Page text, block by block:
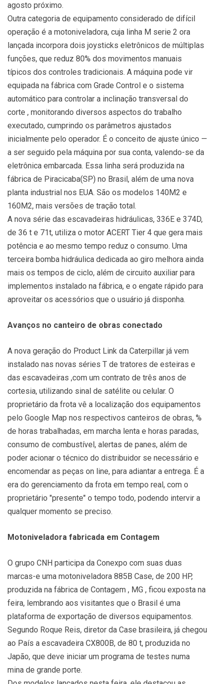
agosto próximo.
Outra categoria de equipamento considerado de difícil
operação é a motoniveladora, cuja linha M serie 2 ora
lançada incorpora dois joysticks eletrônicos de múltiplas
funções, que reduz 80% dos movimentos manuais
típicos dos controles tradicionais. A máquina pode vir
equipada na fábrica com Grade Control e o sistema
automático para controlar a inclinação transversal do
corte , monitorando diversos aspectos do trabalho
executado, cumprindo os parâmetros ajustados
inicialmente pelo operador. É o conceito de ajuste único —
a ser seguido pela máquina por sua conta, valendo-se da
eletrônica embarcada. Essa linha será produzida na
fábrica de Piracicaba(SP) no Brasil, além de uma nova
planta industrial nos EUA. São os modelos 140M2 e
160M2, mais versões de tração total.
A nova série das escavadeiras hidráulicas, 336E e 374D,
de 36 t e 71t, utiliza o motor ACERT Tier 4 que gera mais
potência e ao mesmo tempo reduz o consumo. Uma
terceira bomba hidráulica dedicada ao giro melhora ainda
mais os tempos de ciclo, além de circuito auxiliar para
implementos instalado na fábrica, e o engate rápido para
aproveitar os acessórios que o usuário já disponha.
Avanços no canteiro de obras conectado
A nova geração do Product Link da Caterpillar já vem
instalado nas novas séries T de tratores de esteiras e
das escavadeiras ,com um contrato de três anos de
cortesia, utilizando sinal de satélite ou celular. O
proprietário da frota vê a localização dos equipamentos
pelo Google Map nos respectivos canteiros de obras, %
de horas trabalhadas, em marcha lenta e horas paradas,
consumo de combustível, alertas de panes, além de
poder acionar o técnico do distribuidor se necessário e
encomendar as peças on line, para adiantar a entrega. É a
era do gerenciamento da frota em tempo real, com o
proprietário "presente" o tempo todo, podendo intervir a
qualquer momento se preciso.
Motoniveladora fabricada em Contagem
O grupo CNH participa da Conexpo com suas duas
marcas-e uma motoniveladora 885B Case, de 200 HP,
produzida na fábrica de Contagem , MG , ficou exposta na
feira, lembrando aos visitantes que o Brasil é uma
plataforma de exportação de diversos equipamentos.
Segundo Roque Reis, diretor da Case brasileira, já chegou
ao País a escavadeira CX800B, de 80 t, produzida no
Japão, que deve iniciar um programa de testes numa
mina de grande porte.